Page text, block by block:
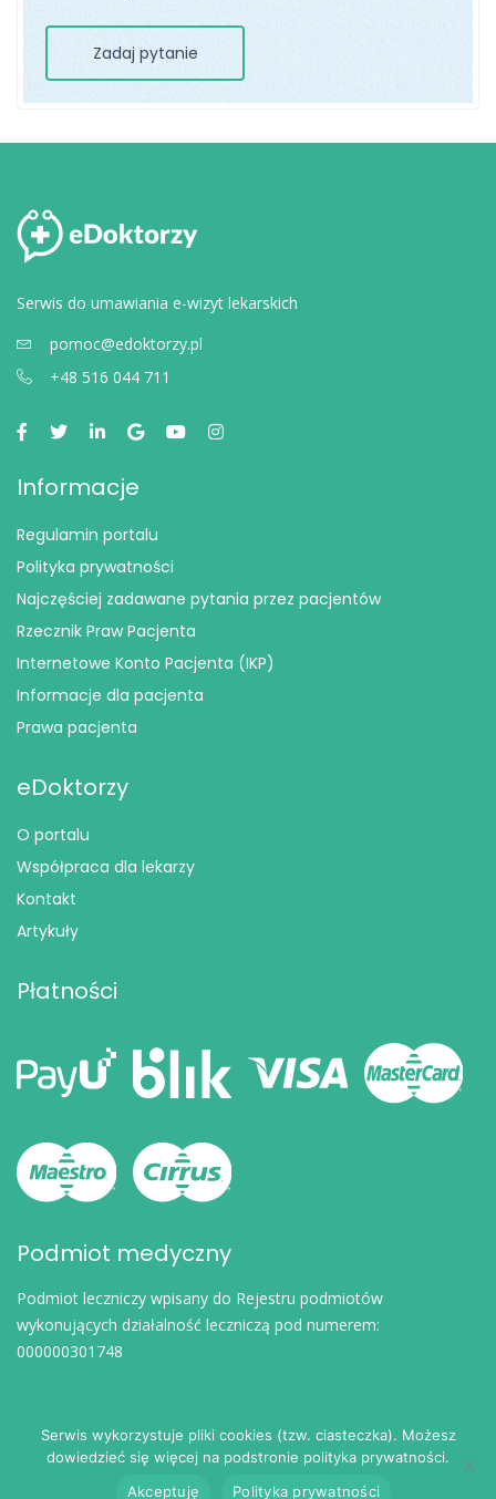
Zadaj pytanie
Serwis do umawiania e-wizyt lekarskich
pomoc@edoktorzy.pl
+48 516 044 711
Informacje
Regulamin portalu
Polityka prywatności
Najczęściej zadawane pytania przez pacjentów
Rzecznik Praw Pacjenta
Internetowe Konto Pacjenta (IKP)
Informacje dla pacjenta
Prawa pacjenta
eDoktorzy
O portalu
Współpraca dla lekarzy
Kontakt
Artykuły
Płatności
Podmiot medyczny
Podmiot leczniczy wpisany do Rejestru podmiotów
wykonujących działalność leczniczą pod numerem:
000000301748
eDoktorzy.pl . Wszelkie prawa zastrzeżone.
Serwis wykorzystuje pliki cookies (tzw. ciasteczka). Możesz
dowiedzieć się więcej na podstronie polityka prywatności.
Akceptuję
Polityka prywatności